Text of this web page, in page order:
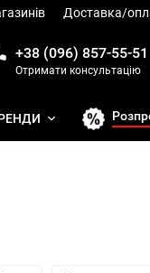
Доставка/
+38 (096) 857-55-51
Отримати консультацію